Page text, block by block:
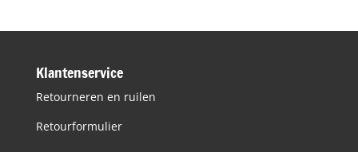
Klantenservice
Retourneren en ruilen
Retourformulier